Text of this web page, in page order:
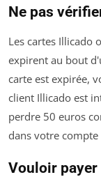
Ne pas
Les cartes Illicado
expirent au bout
carte est expirée,
client Illicado est
perdre 50 euros
dans votre compte
Vouloir